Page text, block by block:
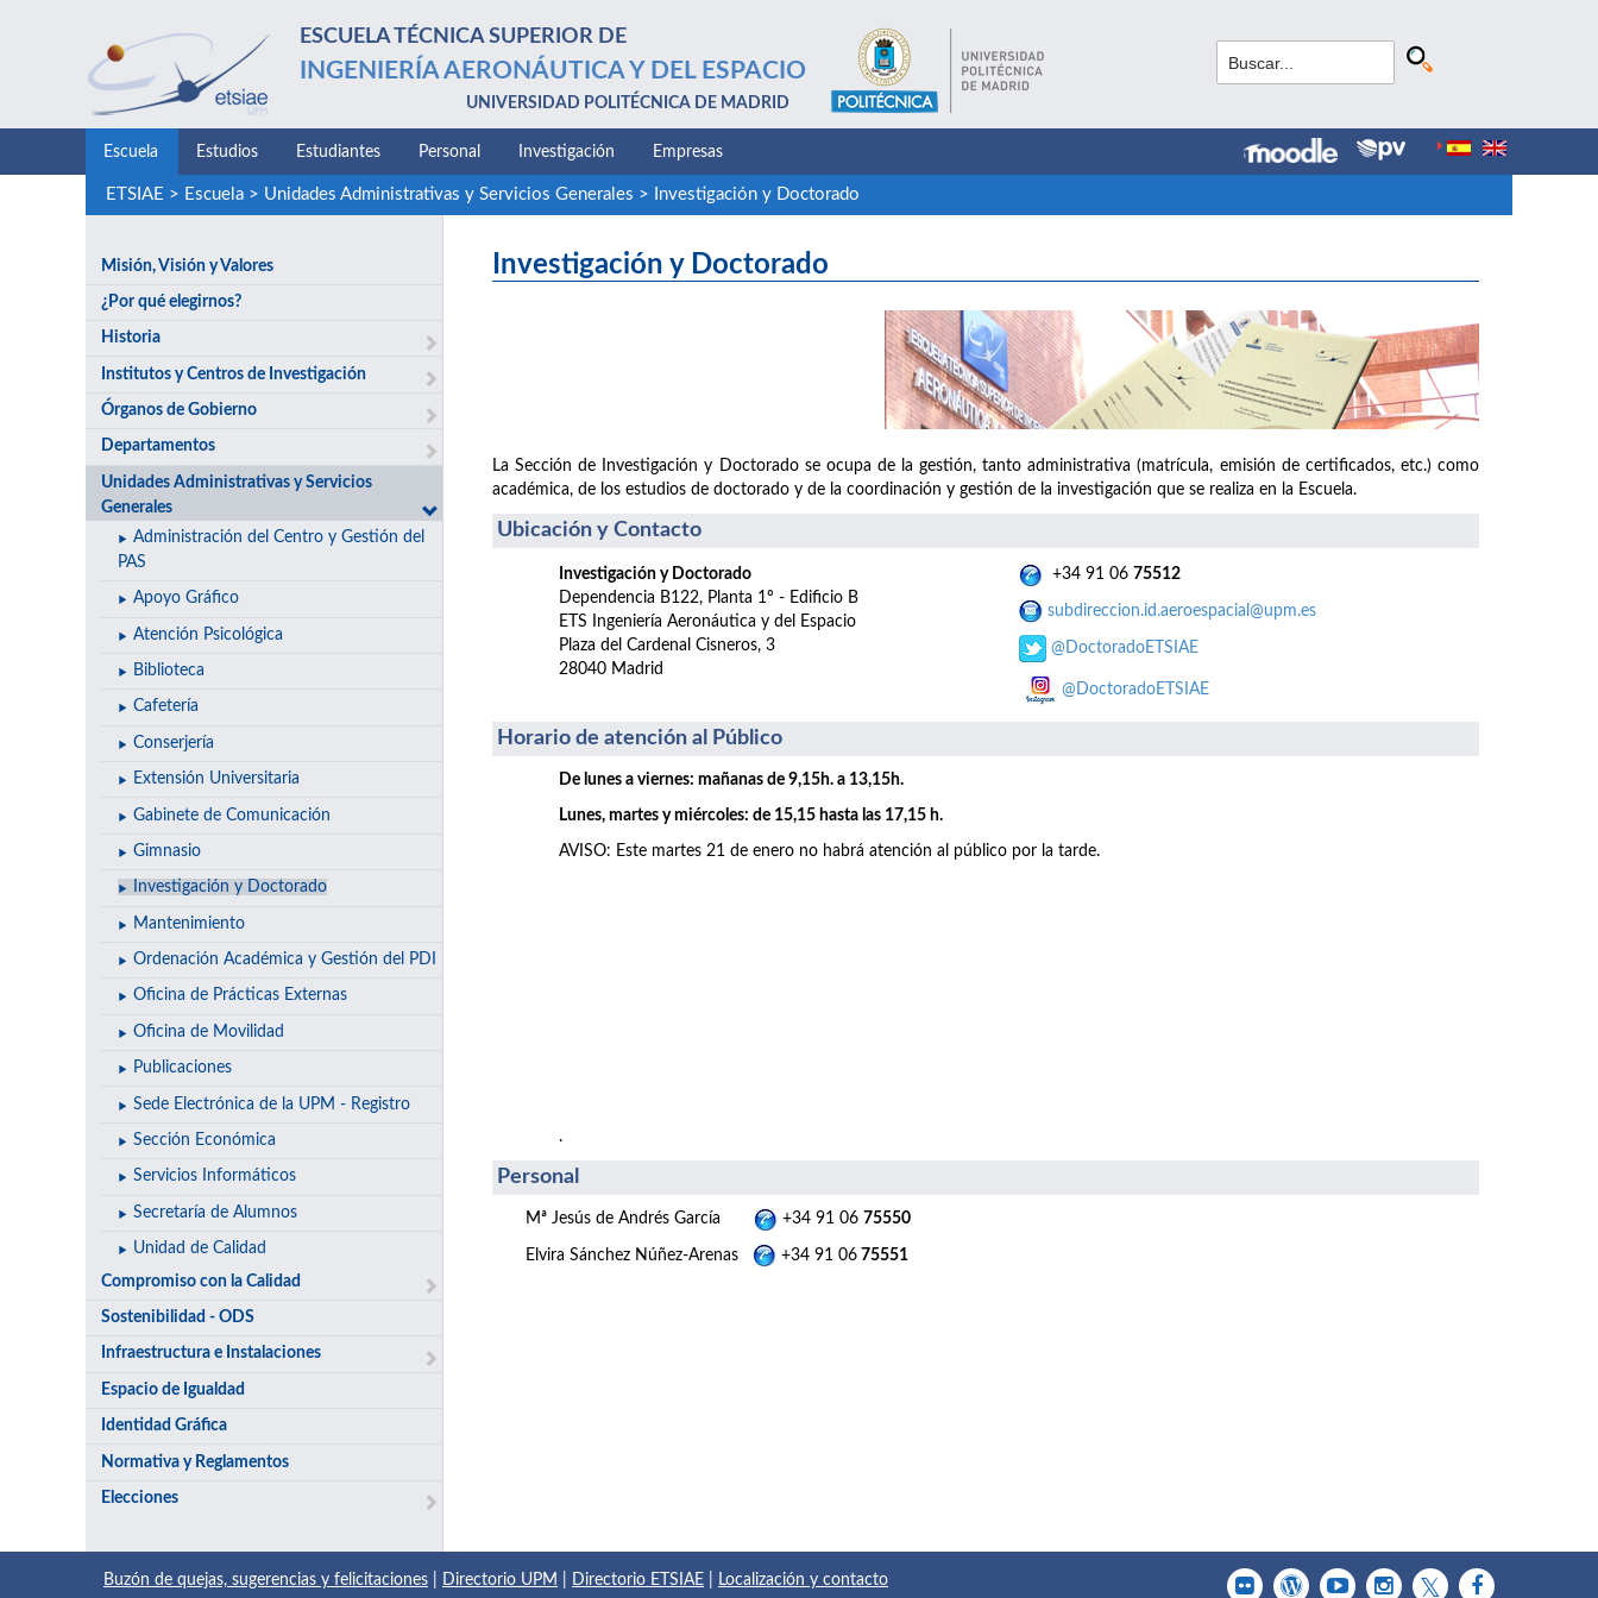
ESCUELA TÉCNICA SUPERIOR DE
INGENIERÍA AERONÁUTICA Y DEL ESPACIO
UNIVERSIDAD POLITÉCNICA DE MADRID
Escuela Estudios Estudiantes Personal Investigación Empresas
ETSIAE > Escuela> Unidades Administrativas y Servicios Generales > Investigación y Doctorado
Misión, Visión y Valores
¿Por qué elegirnos?
Historia
Institutos y Centros de Investigación
Órganos de Gobierno
Departamentos
Unidades Administrativas y Servicios
Generales
Administración del Centro y Gestión del
PAS
Apoyo Gráfico
Atención Psicológica
Biblioteca
Cafetería
Conserjería
Extensión Universitaria
Gabinete de Comunicación
Gimnasio
Investigación y Doctorado
Mantenimiento
Ordenación Académica y Gestión del PDI
Oficina de Prácticas Externas
Oficina de Movilidad
Publicaciones
Sede Electrónica de la UPM - Registro
Sección Económica
Servicios Informáticos
Secretaría de Alumnos
Unidad de Calidad
Compromiso con la Calidad
Sostenibilidad - ODS
Infraestructura e Instalaciones
Espacio de Igualdad
Identidad Gráfica
Normativa y Reglamentos
Elecciones
Investigación y Doctorado
La Sección de Investigación y Doctorado se ocupa de la gestión, tanto administrativa (matrícula, emisión de certificados, etc.) como
académica, de los estudios de doctorado y de la coordinación y gestión de la investigación que se realiza en la Escuela.
Ubicación y Contacto
Investigación y Doctorado
Dependencia B122, Planta 1º - Edificio B
ETS Ingeniería Aeronáutica y del Espacio
Plaza del Cardenal Cisneros, 3
28040 Madrid
+34 91 06 75512
subdireccion.id.aeroespacial@upm.es
@DoctoradoETSIAE
@DoctoradoETSIAE
Horario de atención al Público
De lunes a viernes: mañanas de 9,15h. a 13,15h.
Lunes, martes y miércoles: de 15,15 hasta las 17,15 h.
AVISO: Este martes 21 de enero no habrá atención al público por la tarde.
.
Personal
Mª Jesús de Andrés García +34 91 06 75550
Elvira Sánchez Núñez-Arenas +34 91 06 75551
Buzón de quejas, sugerencias y felicitaciones Directorio UPM Directorio ETSIAE Localización y contacto